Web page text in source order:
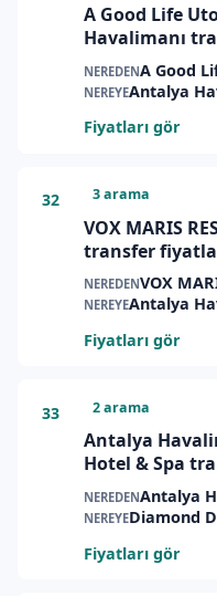
A Good Life
Havalimanı
NEREDENA Good
NEREYEAntalya
Fiyatları gör
32 3 arama
VOX MARIS
transfer
NEREDENVOX
NEREYEAntalya
Fiyatları gör
33 2 arama
Antalya
Hotel & Spa
NEREDENAntalya
NEREYEDiamond
Fiyatları gör